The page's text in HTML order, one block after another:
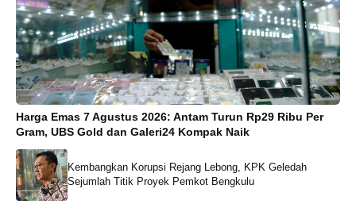
Harga Emas 7 Agustus 2026: Antam Turun Rp29 Ribu Per
Gram, UBS Gold dan Galeri24 Kompak Naik
Kembangkan Korupsi Rejang Lebong, KPK Geledah
Sejumlah Titik Proyek Pemkot Bengkulu